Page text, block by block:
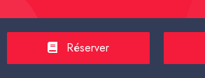
Réserver